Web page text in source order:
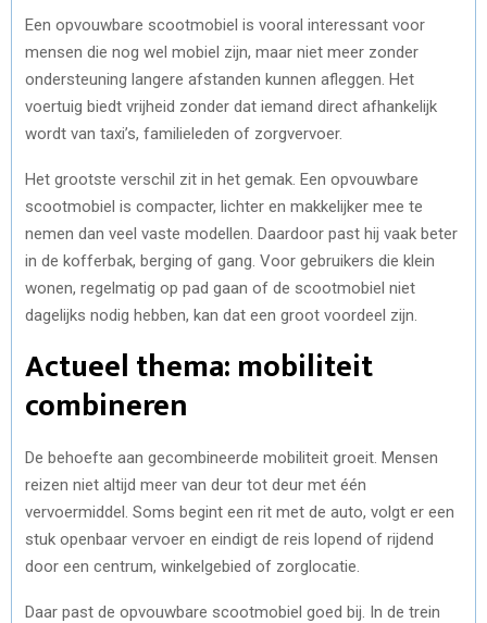
Een opvouwbare scootmobiel is vooral interessant voor
mensen die nog wel mobiel zijn, maar niet meer zonder
ondersteuning langere afstanden kunnen afleggen. Het
voertuig biedt vrijheid zonder dat iemand direct afhankelijk
wordt van taxi’s, familieleden of zorgvervoer.
Het grootste verschil zit in het gemak. Een opvouwbare
scootmobiel is compacter, lichter en makkelijker mee te
nemen dan veel vaste modellen. Daardoor past hij vaak beter
in de kofferbak, berging of gang. Voor gebruikers die klein
wonen, regelmatig op pad gaan of de scootmobiel niet
dagelijks nodig hebben, kan dat een groot voordeel zijn.
Actueel thema: mobiliteit
combineren
De behoefte aan gecombineerde mobiliteit groeit. Mensen
reizen niet altijd meer van deur tot deur met één
vervoermiddel. Soms begint een rit met de auto, volgt er een
stuk openbaar vervoer en eindigt de reis lopend of rijdend
door een centrum, winkelgebied of zorglocatie.
Daar past de opvouwbare scootmobiel goed bij. In de trein